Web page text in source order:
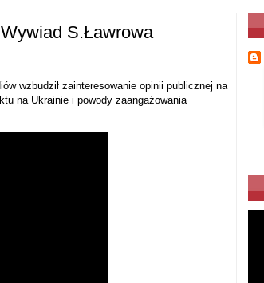
S.Ławrowa
wzbudził zainteresowanie opinii publicznej na
na Ukrainie i powody zaangażowania